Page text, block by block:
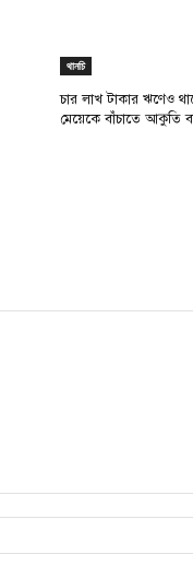
থানচি
চার লাখ টাকার ঋণেও
মেয়েকে বাঁচাতে আকুতি